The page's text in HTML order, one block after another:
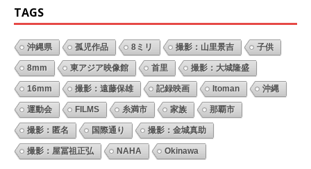
TAGS
沖縄県 孤児作品 8ミリ 撮影：山里景吉 子供
8mm 東アジア映像館 首里 撮影：大城隆盛
16mm 撮影：遠藤保雄 記録映画 Itoman 沖縄
運動会 FILMS 糸満市 家族 那覇市
撮影：匿名 国際通り 撮影：金城真助
撮影：屋冨祖正弘 NAHA Okinawa